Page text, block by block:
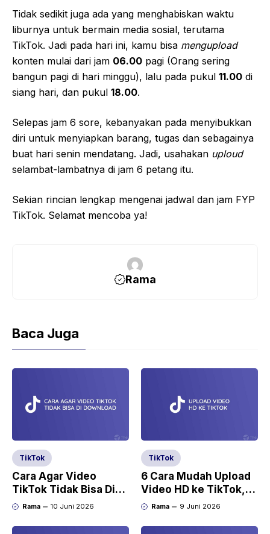
Tidak sedikit juga ada yang menghabiskan waktu
liburnya untuk bermain media sosial, terutama
TikTok. Jadi pada hari ini, kamu bisa mengupload
konten mulai dari jam 06.00 pagi (Orang sering
bangun pagi di hari minggu), lalu pada pukul 11.00 di
siang hari, dan pukul 18.00.
Selepas jam 6 sore, kebanyakan pada menyibukkan
diri untuk menyiapkan barang, tugas dan sebagainya
buat hari senin mendatang. Jadi, usahakan uploud
selambat-lambatnya di jam 6 petang itu.
Sekian rincian lengkap mengenai jadwal dan jam FYP
TikTok. Selamat mencoba ya!
Rama
Baca Juga
TikTok
Cara Agar Video
TikTok Tidak Bisa Di
Download
Rama 10 Juni 2026
TikTok
6 Cara Mudah Upload
Video HD ke TikTok,
Tidak Buram Lagi
Rama 9 Juni 2026